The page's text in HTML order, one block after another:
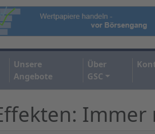
Unsere
Angebote
Über
GSC